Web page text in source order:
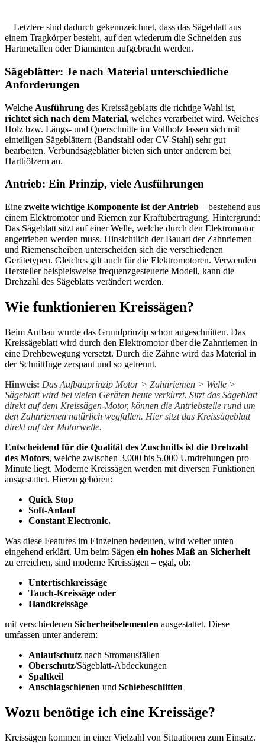
Letztere sind dadurch gekennzeichnet, dass das Sägeblatt aus
einem Tragkörper besteht, auf den wiederum die Schneiden aus
Hartmetallen oder Diamanten aufgebracht werden.
Sägeblätter: Je nach Material unterschiedliche
Anforderungen
Welche Ausführung des Kreissägeblatts die richtige Wahl ist,
richtet sich nach dem Material, welches verarbeitet wird. Weiches
Holz bzw. Längs- und Querschnitte im Vollholz lassen sich mit
einteiligen Sägeblättern (Bandstahl oder CV-Stahl) sehr gut
bearbeiten. Verbundsägeblätter bieten sich unter anderem bei
Harthölzern an.
Antrieb: Ein Prinzip, viele Ausführungen
Eine zweite wichtige Komponente ist der Antrieb – bestehend aus
einem Elektromotor und Riemen zur Kraftübertragung. Hintergrund:
Das Sägeblatt sitzt auf einer Welle, welche durch den Elektromotor
angetrieben werden muss. Hinsichtlich der Bauart der Zahnriemen
und Riemenscheiben unterscheiden sich die verschiedenen
Gerätetypen. Gleiches gilt auch für die Elektromotoren. Verwenden
Hersteller beispielsweise frequenzgesteuerte Modell, kann die
Drehzahl des Sägeblatts verändert werden.
Wie funktionieren Kreissägen?
Beim Aufbau wurde das Grundprinzip schon angeschnitten. Das
Kreissägeblatt wird durch den Elektromotor über die Zahnriemen in
eine Drehbewegung versetzt. Durch die Zähne wird das Material in
der Schnittfuge zerspant und so getrennt.
Hinweis: Das Aufbauprinzip Motor > Zahnriemen > Welle >
Sägeblatt wird bei vielen Geräten heute verkürzt. Sitzt das Sägeblatt
direkt auf dem Kreissägen-Motor, können die Antriebsteile rund um
den Zahnriemen natürlich wegfallen. Hier sitzt das Kreissägeblatt
direkt auf der Motorwelle.
Entscheidend für die Qualität des Zuschnitts ist die Drehzahl
des Motors, welche zwischen 3.000 bis 5.000 Umdrehungen pro
Minute liegt. Moderne Kreissägen werden mit diversen Funktionen
ausgestattet. Hierzu gehören:
Quick Stop
Soft-Anlauf
Constant Electronic.
Was diese Features im Einzelnen bedeuten, wird weiter unten
eingehend erklärt. Um beim Sägen ein hohes Maß an Sicherheit
zu erreichen, sind moderne Kreissägen – egal, ob:
Untertischkreissäge
Tauch-Kreissäge oder
Handkreissäge
mit verschiedenen Sicherheitselementen ausgestattet. Diese
umfassen unter anderem:
Anlaufschutz nach Stromausfällen
Oberschutz/Sägeblatt-Abdeckungen
Spaltkeil
Anschlagschienen und Schiebeschlitten
Wozu benötige ich eine Kreissäge?
Kreissägen kommen in einer Vielzahl von Situationen zum Einsatz.